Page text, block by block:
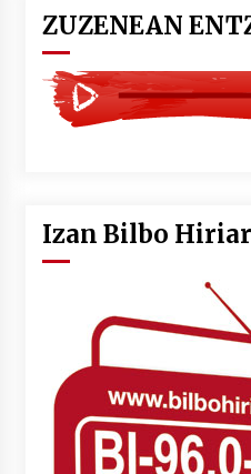
ZUZENEAN
Izan Bilbo